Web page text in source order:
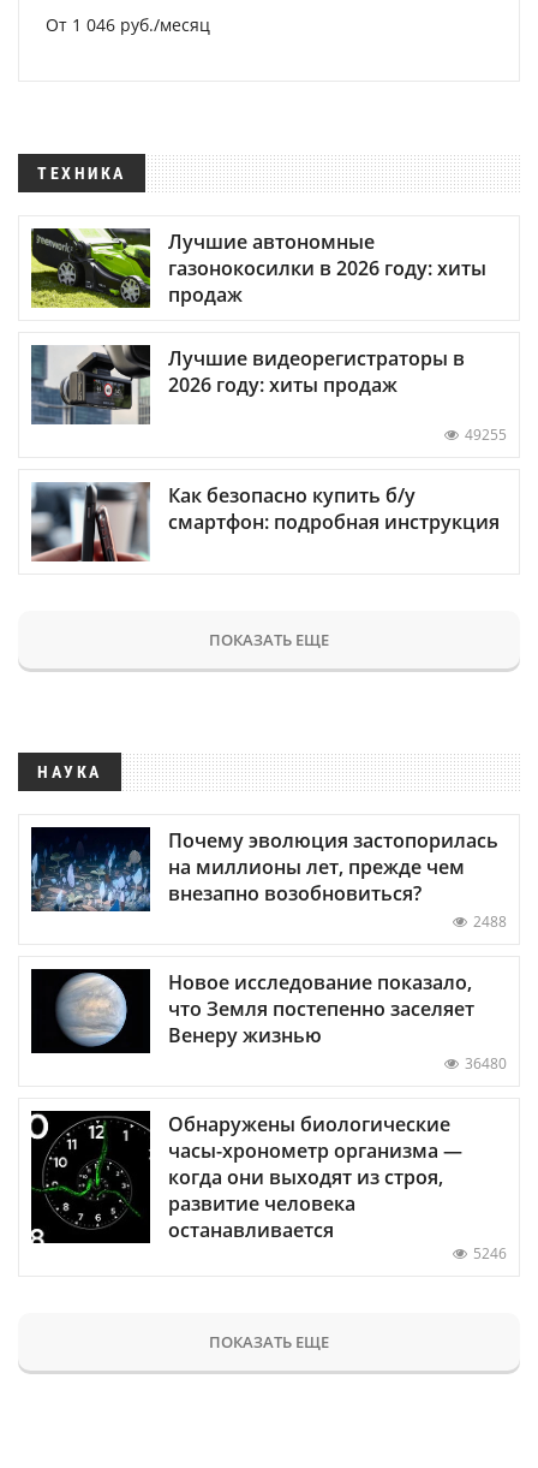
От 1 046 руб./месяц
ТЕХНИКА
Лучшие автономные
газонокосилки в 2026 году: хиты
продаж
Лучшие видеорегистраторы в
2026 году: хиты продаж
49255
Как безопасно купить б/у
смартфон: подробная инструкция
ПОКАЗАТЬ ЕЩЕ
НАУКА
Почему эволюция застопорилась
на миллионы лет, прежде чем
внезапно возобновиться?
2488
Новое исследование показало,
что Земля постепенно заселяет
Венеру жизнью
36480
Обнаружены биологические
часы-хронометр организма —
когда они выходят из строя,
развитие человека
останавливается
5246
ПОКАЗАТЬ ЕЩЕ